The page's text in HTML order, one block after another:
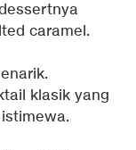
caramel.
klasik yang